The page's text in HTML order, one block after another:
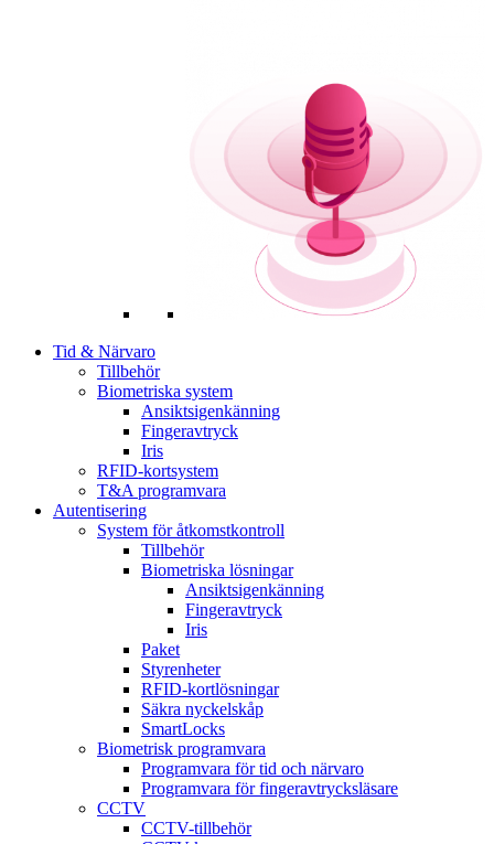
Tid & Närvaro
Tillbehör
Biometriska system
Ansiktsigenkänning
Fingeravtryck
Iris
RFID-kortsystem
T&A programvara
Autentisering
System för åtkomstkontroll
Tillbehör
Biometriska lösningar
Ansiktsigenkänning
Fingeravtryck
Iris
Paket
Styrenheter
RFID-kortlösningar
Säkra nyckelskåp
SmartLocks
Biometrisk programvara
Programvara för tid och närvaro
Programvara för fingeravtrycksläsare
CCTV
CCTV-tillbehör